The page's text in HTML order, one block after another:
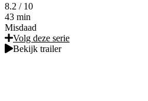
8.2 / 10
43 min
Misdaad
Volg deze serie
Bekijk trailer